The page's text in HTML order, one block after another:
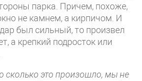
парка. Причем, похоже,
не камнем, а кирпичом. И
был сильный, то произвел
а крепкий подросток или
сколько это произошло, мы не